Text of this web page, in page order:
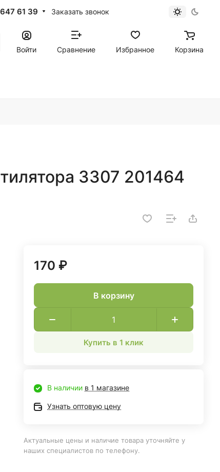
61 39 Заказать звонок
Войти
Сравнение Избранное Корзина
3307 201464
170 ₽
В корзину
Купить в 1 клик
В наличии в 1 магазине
Узнать оптовую цену
Актуальные цены и наличие товара уточняйте у
наших специалистов по телефону.